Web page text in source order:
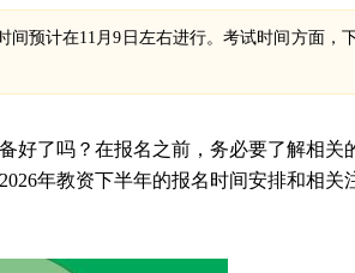
间预计在11月9日左右进行。考试时间方面，
好了吗？在报名之前，务必要了解相关
年教资下半年的报名时间安排和相关